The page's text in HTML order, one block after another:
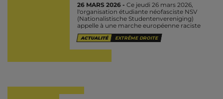
26 MARS 2026 - Ce jeudi 26 mars 2026,
l'organisation étudiante néofasciste NSV
(Nationalistische Studentenvereniging)
appelle à une marche européenne raciste
pour la "remigration". Chaque année, cette
manifestation prend place dans une ville
ACTUALITÉ EXTRÊME DROITE